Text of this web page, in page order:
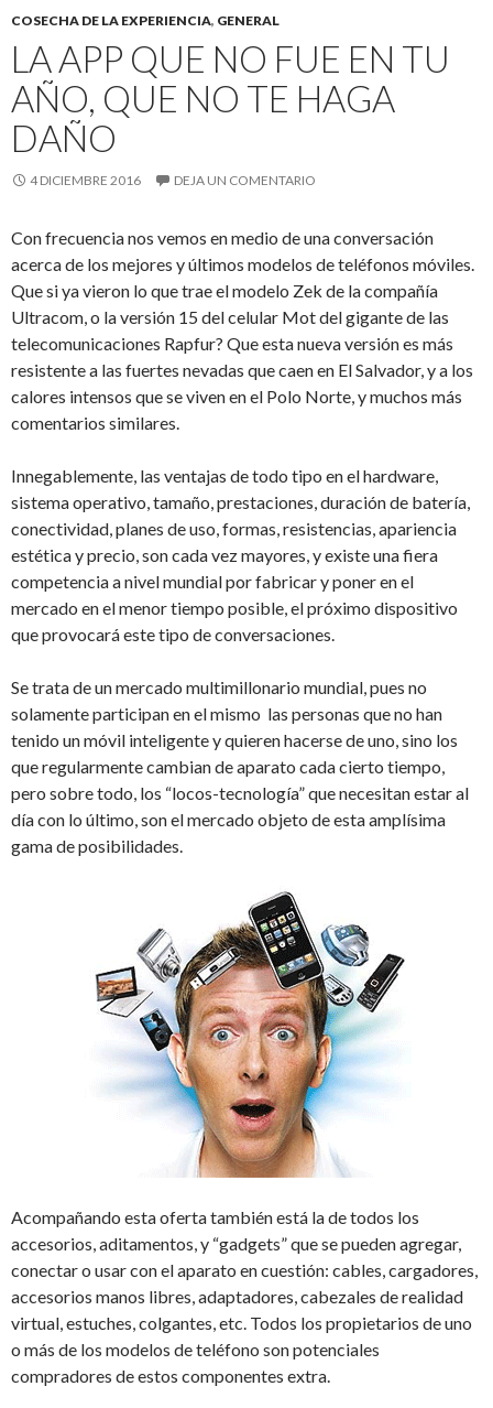
COSECHA DE LA EXPERIENCIA, GENERAL
LA APP QUE NO FUE EN TU
AÑO, QUE NO TE HAGA
DAÑO
4 DICIEMBRE 2016 DEJA UN COMENTARIO
Con frecuencia nos vemos en medio de una conversación
acerca de los mejores y últimos modelos de teléfonos móviles.
Que si ya vieron lo que trae el modelo Zek de la compañía
Ultracom, o la versión 15 del celular Mot del gigante de las
telecomunicaciones Rapfur? Que esta nueva versión es más
resistente a las fuertes nevadas que caen en El Salvador, y a los
calores intensos que se viven en el Polo Norte, y muchos más
comentarios similares.
Innegablemente, las ventajas de todo tipo en el hardware,
sistema operativo, tamaño, prestaciones, duración de batería,
conectividad, planes de uso, formas, resistencias, apariencia
estética y precio, son cada vez mayores, y existe una fiera
competencia a nivel mundial por fabricar y poner en el
mercado en el menor tiempo posible, el próximo dispositivo
que provocará este tipo de conversaciones.
Se trata de un mercado multimillonario mundial, pues no
solamente participan en el mismo las personas que no han
tenido un móvil inteligente y quieren hacerse de uno, sino los
que regularmente cambian de aparato cada cierto tiempo,
pero sobre todo, los “locos-tecnología” que necesitan estar al
día con lo último, son el mercado objeto de esta amplísima
gama de posibilidades.
Acompañando esta oferta también está la de todos los
accesorios, aditamentos, y “gadgets” que se pueden agregar,
conectar o usar con el aparato en cuestión: cables, cargadores,
accesorios manos libres, adaptadores, cabezales de realidad
virtual, estuches, colgantes, etc. Todos los propietarios de uno
o más de los modelos de teléfono son potenciales
compradores de estos componentes extra.